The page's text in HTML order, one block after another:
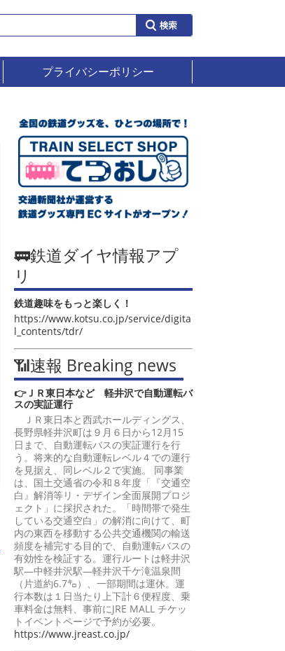
プライバシーポリシー
🚃鉄道ダイヤ情報アプ
リ
鉄道趣味をもっと楽しく！
https://www.kotsu.co.jp/service/digita
l_contents/tdr/
📶速報 Breaking news
👉ＪＲ東日本など 軽井沢で自動運転バ
スの実証運行
ＪＲ東日本と西武ホールディングス、
長野県軽井沢町は９月６日から12月15
日まで、自動運転バスの実証運行を行
う。将来的な自動運転レベル４での運行
を見据え、同レベル２で実施。 同事業
は、国土交通省の令和８年度「『交通空
白』解消等リ・デザイン全面展開プロジ
ェクト」に採択された。「時間帯で発生
している交通空白」の解消に向けて、町
内の東西を移動する公共交通機関の輸送
頻度を補完する目的で、自動運転バスの
有効性を検証する。運行ルートは軽井沢
駅―中軽井沢駅―軽井沢千ケ滝温泉間
（片道約6.7㌔）、一部期間は運休。運
行本数は１日当たり上下計６便程度、乗
車料金は無料、事前にJRE MALL チケッ
トイベントページで予約が必要。
https://www.jreast.co.jp/